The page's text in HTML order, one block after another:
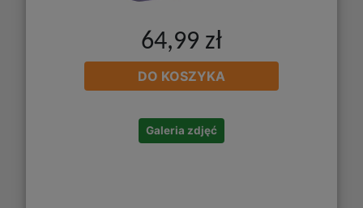
64,99 zł
DO KOSZYKA
Galeria zdjęć